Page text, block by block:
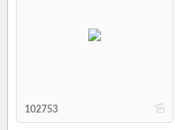
b
102753